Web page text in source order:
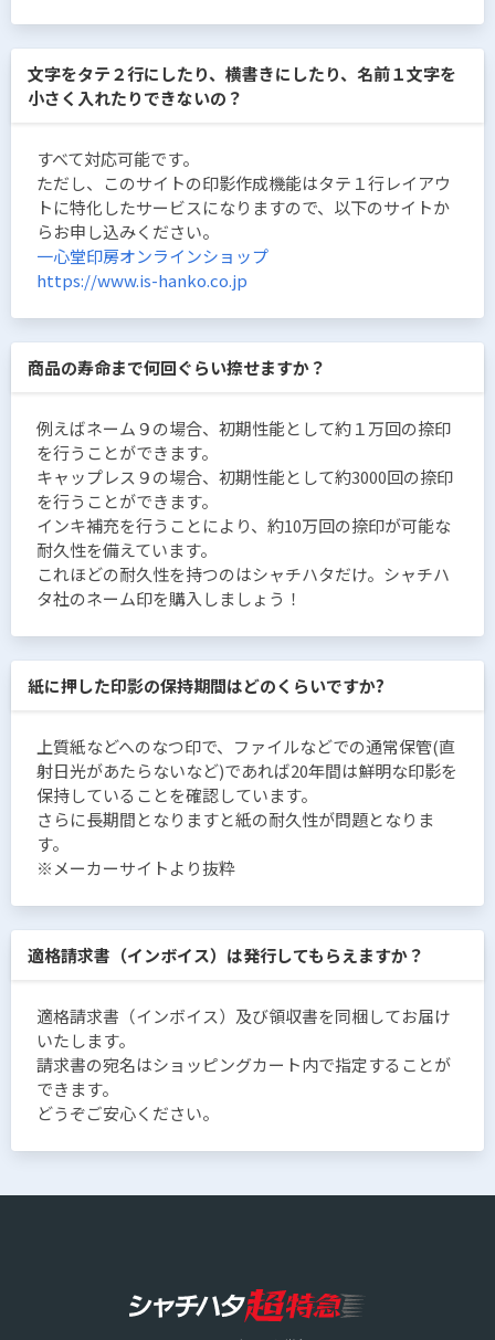
文字をタテ２行にしたり、横書きにしたり、名前１文字を
小さく入れたりできないの？
すべて対応可能です。
ただし、このサイトの印影作成機能はタテ１行レイアウ
トに特化したサービスになりますので、以下のサイトか
らお申し込みください。
一心堂印房オンラインショップ
https://www.is-hanko.co.jp
商品の寿命まで何回ぐらい捺せますか？
例えばネーム９の場合、初期性能として約１万回の捺印
を行うことができます。
キャップレス９の場合、初期性能として約3000回の捺印
を行うことができます。
インキ補充を行うことにより、約10万回の捺印が可能な
耐久性を備えています。
これほどの耐久性を持つのはシャチハタだけ。シャチハ
タ社のネーム印を購入しましょう！
紙に押した印影の保持期間はどのくらいですか?
上質紙などへのなつ印で、ファイルなどでの通常保管(直
射日光があたらないなど)であれば20年間は鮮明な印影を
保持していることを確認しています。
さらに長期間となりますと紙の耐久性が問題となりま
す。
※メーカーサイトより抜粋
適格請求書（インボイス）は発行してもらえますか？
適格請求書（インボイス）及び領収書を同梱してお届け
いたします。
請求書の宛名はショッピングカート内で指定することが
できます。
どうぞご安心ください。